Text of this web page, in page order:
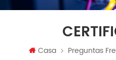
Casa Preguntas